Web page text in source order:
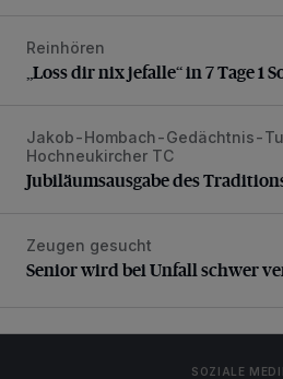
„Loss dir nix jefalle“ in 7 Tage 1
Reinhören
„Loss dir nix jefalle“ in 7 Tage 1
Jubiläumsausgabe des
Jakob-Hombach-Gedächtnis-
Hochneukircher TC
Jubiläumsausgabe des
Senior wird bei Unfall schwer
Zeugen gesucht
Senior wird bei Unfall schwer
SOZIALE